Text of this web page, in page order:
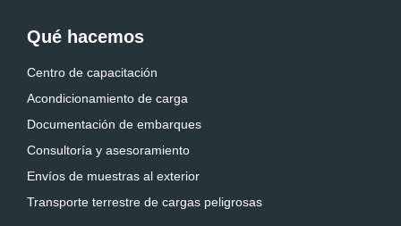
Qué hacemos
Centro de capacitación
Acondicionamiento de carga
Documentación de embarques
Consultoría y asesoramiento
Envíos de muestras al exterior
Transporte terrestre de cargas peligrosas